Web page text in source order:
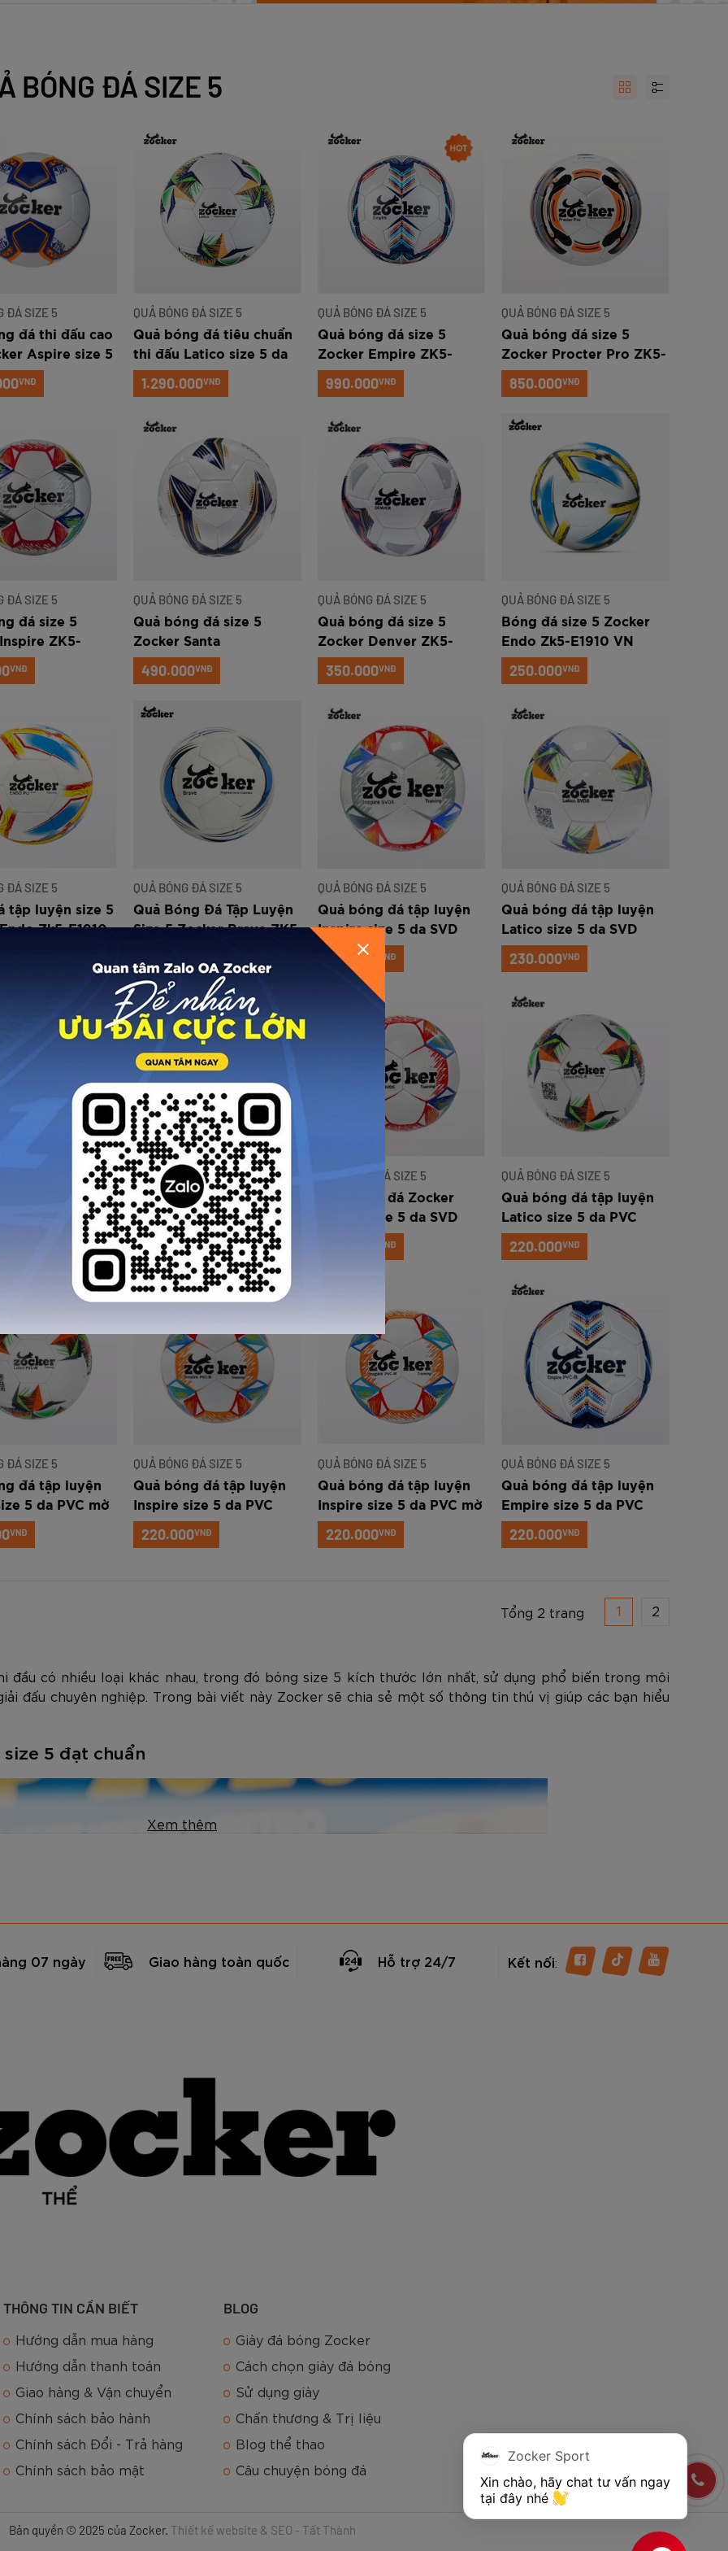
Trắng
Carbon Xanh Cam
BÓNG ĐÁ SIZE 5
ĐÁ SIZE 5
đá thi đấu cao
Aspire size 5
VNĐ
QUẢ BÓNG ĐÁ SIZE 5
Quả bóng đá tiêu chuẩn
thi đấu Latico size 5 da
Microfiber ZK5-206
1.290.000VNĐ
QUẢ BÓNG ĐÁ SIZE 5
Quả bóng đá size 5
Zocker Empire ZK5-
EN205
990.000VNĐ
QUẢ BÓNG ĐÁ SIZE 5
Quả bóng đá size 5
Zocker Procter Pro ZK5-
P203
850.000VNĐ
ĐÁ SIZE 5
đá size 5
ZK5-
VNĐ
QUẢ BÓNG ĐÁ SIZE 5
Quả bóng đá size 5
Zocker Santa
490.000VNĐ
QUẢ BÓNG ĐÁ SIZE 5
Quả bóng đá size 5
Zocker Denver ZK5-
D2305
350.000VNĐ
QUẢ BÓNG ĐÁ SIZE 5
Bóng đá size 5 Zocker
Endo Zk5-E1910 VN
250.000VNĐ
ĐÁ SIZE 5
tập luyện size 5
Zk5-E1910
QUẢ BÓNG ĐÁ SIZE 5
Quả Bóng Đá Tập Luyện
Size 5 Zocker Brave ZK5
280.000
QUẢ BÓNG ĐÁ SIZE 5
Quả bóng đá tập luyện
Inspire size 5 da SVD
230.000 VNĐ
QUẢ BÓNG ĐÁ SIZE 5
Quả bóng đá tập luyện
Latico size 5 da SVD
230.000VNĐ
ĐÁ SIZE 5
đá tập luyện
5 da SVD
QUẢ BÓNG ĐÁ SIZE 5
Quả bóng đá Zocker
Inspire Size 5 da SVD
màu Cam
230.000VNĐ
QUẢ BÓNG ĐÁ SIZE 5
Quả bóng đá Zocker
Inspire size 5 da SVD
VNĐ
QUẢ BÓNG ĐÁ SIZE 5
Quả bóng đá tập luyện
Latico size 5 da PVC
bóng (PVC-B)
220.000VNĐ
ĐÁ SIZE 5
đá tập luyện
5 da PVC mờ
VNĐ
QUẢ BÓNG ĐÁ SIZE 5
Quả bóng đá tập luyện
Inspire size 5 da PVC
bóng (PVC-B)
220.000VNĐ
QUẢ BÓNG ĐÁ SIZE 5
Quả bóng đá tập luyện
Inspire size 5 da PVC mờ
(PVC-M)
220.000VNĐ
QUẢ BÓNG ĐÁ SIZE 5
Quả bóng đá tập luyện
Empire size 5 da PVC
Bóng (PVC-B)
220.000VNĐ
Tổng 2 trang 1 2
đầu có nhiều loại khác nhau, trong đó bóng size 5 kích thước lớn nhất, sử dụng phổ biến trong môi
đấu chuyên nghiệp. Trong bài viết này Zocker sẽ chia sẻ một số thông tin thú vị giúp các bạn hiểu
5 đạt chuẩn
Xem thêm
GỬI THÔNG TIN ĐỂ ZOCKER TƯ VẤN CHO BẠN
07 ngày Giao hàng toàn quốc Hỗ trợ 24/7 Kết nối:
THÔNG TIN CẦN BIẾT
Hướng dẫn mua hàng
Hướng dẫn thanh toán
Giao hàng & Vận chuyển
Chính sách bảo hành
Chính sách Đổi - Trả hàng
Chính sách bảo mật
BLOG
Giày đá bóng Zocker
Cách chọn giày đá bóng
Sử dụng giày
Chấn thương & Trị liệu
Blog thể thao
Câu chuyện bóng đá
Bản quyền © 2025 của Zocker. Thiết kế website & SEO - Tất Thành
Zocker Sport
Xin chào, hãy chat tư vấn ngay
tại đây nhé